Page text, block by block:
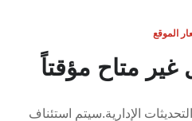
الموقع
غير متاح مؤقتاً
الإدارية.سيتم استئناف